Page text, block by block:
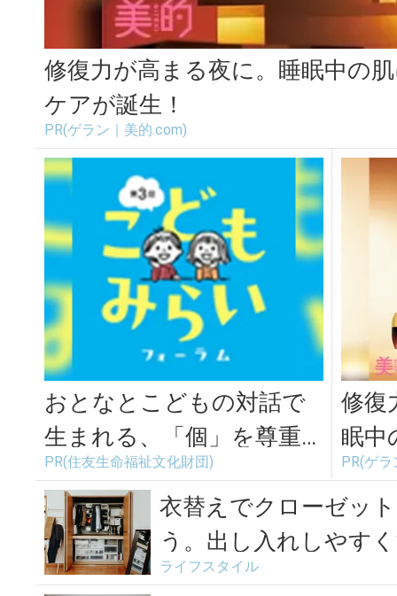
修復力が高まる夜に。睡眠中の
ケアが誕生！
PR(ゲラン｜美的.com)
おとなとこどもの対話で
生まれる、「個」を尊重
した社会づくり
PR(住友生命福祉文化財団)
修復
眠中
イト
PR(ゲ
衣替えでクローゼッ
う。出し入れしやす
デア実...
ライフスタイル